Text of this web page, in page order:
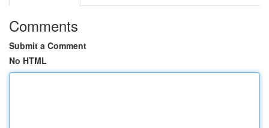
Comments
Submit a Comment
No HTML